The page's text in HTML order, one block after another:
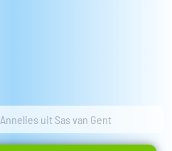
Annelies uit Sas van Gent